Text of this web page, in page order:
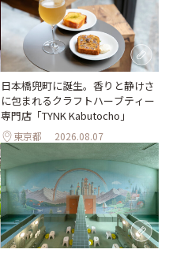
日本橋兜町に誕生。香りと静けさ
に包まれるクラフトハーブティー
専門店「TYNK Kabutocho」
東京都 2026.08.07